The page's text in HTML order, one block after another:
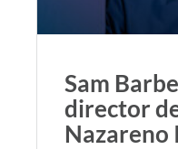
Sam
director